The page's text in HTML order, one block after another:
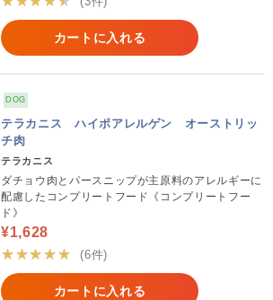
カートに入れる
DOG
テラカニス ハイポアレルゲン オーストリッ
チ肉
テラカニス
ダチョウ肉とパースニップが主原料のアレルギーに
配慮したコンプリートフード《コンプリートフー
ド》
¥1,628
★★★★★
(6件)
カートに入れる